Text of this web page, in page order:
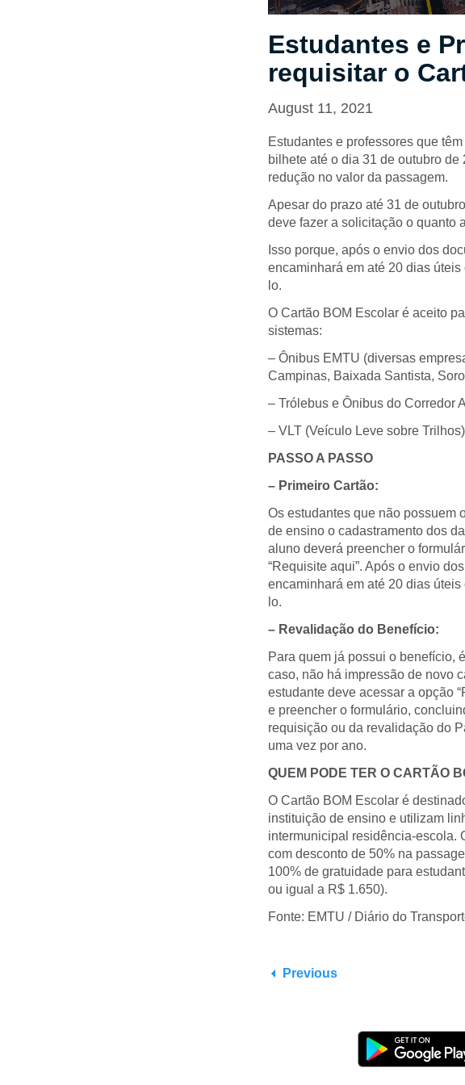
Estudantes e
requisitar o
August 11, 2021
Estudantes e professores que
bilhete até o dia 31 de outubro
redução no valor da passagem.
Apesar do prazo até 31 de
deve fazer a solicitação o quanto
Isso porque, após o envio dos
encaminhará em até 20 dias
lo.
O Cartão BOM Escolar é aceito
sistemas:
– Ônibus EMTU (diversas
Campinas, Baixada Santista,
– Trólebus e Ônibus do Corredor
– VLT (Veículo Leve sobre
PASSO A PASSO
– Primeiro Cartão:
Os estudantes que não possuem
de ensino o cadastramento dos
aluno deverá preencher o
“Requisite aqui”. Após o envio
encaminhará em até 20 dias
lo.
– Revalidação do Benefício:
Para quem já possui o benefício,
caso, não há impressão de novo
estudante deve acessar a opção
e preencher o formulário,
requisição ou da revalidação do
uma vez por ano.
QUEM PODE TER O CARTÃO
O Cartão BOM Escolar é
instituição de ensino e utilizam
intermunicipal residência-escola.
com desconto de 50% na
100% de gratuidade para
ou igual a R$ 1.650).
Fonte: EMTU / Diário do
Previous